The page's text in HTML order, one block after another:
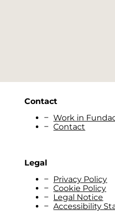
Contact
Work in
Contact
Legal
Privacy Policy
Cookie Policy
Legal Notice
Accessibility